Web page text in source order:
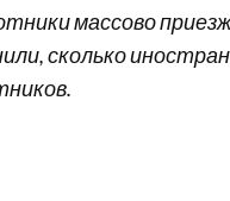
массово
сколько